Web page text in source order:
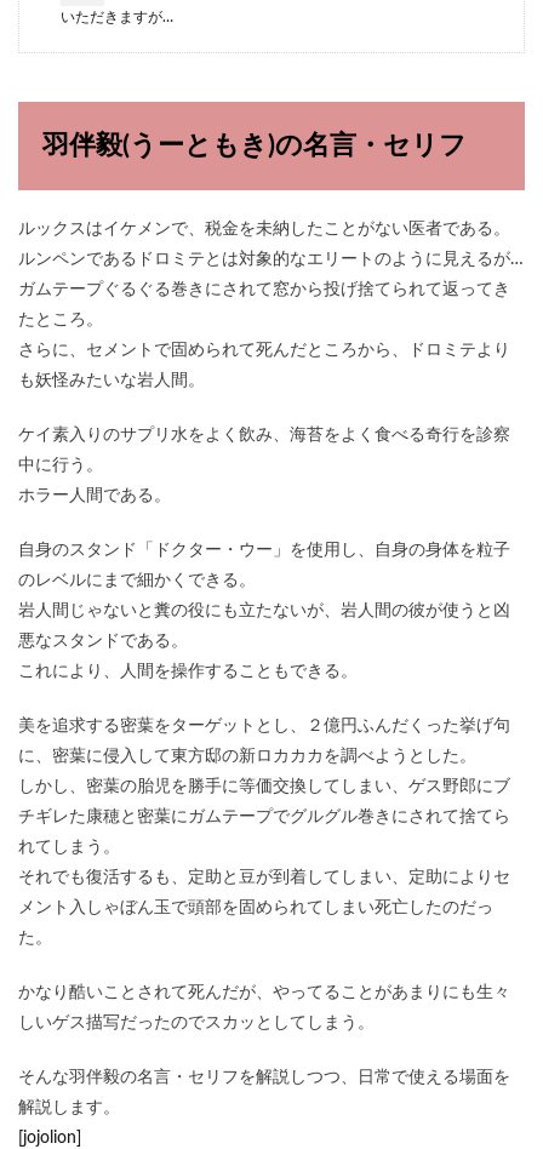
いただきますが…
羽伴毅(うーともき)の名言・セリフ
ルックスはイケメンで、税金を未納したことがない医者である。
ルンペンであるドロミテとは対象的なエリートのように見えるが…
ガムテープぐるぐる巻きにされて窓から投げ捨てられて返ってき
たところ。
さらに、セメントで固められて死んだところから、ドロミテより
も妖怪みたいな岩人間。
ケイ素入りのサプリ水をよく飲み、海苔をよく食べる奇行を診察
中に行う。
ホラー人間である。
自身のスタンド「ドクター・ウー」を使用し、自身の身体を粒子
のレベルにまで細かくできる。
岩人間じゃないと糞の役にも立たないが、岩人間の彼が使うと凶
悪なスタンドである。
これにより、人間を操作することもできる。
美を追求する密葉をターゲットとし、２億円ふんだくった挙げ句
に、密葉に侵入して東方邸の新ロカカカを調べようとした。
しかし、密葉の胎児を勝手に等価交換してしまい、ゲス野郎にブ
チギレた康穂と密葉にガムテープでグルグル巻きにされて捨てら
れてしまう。
それでも復活するも、定助と豆が到着してしまい、定助によりセ
メント入しゃぼん玉で頭部を固められてしまい死亡したのだっ
た。
かなり酷いことされて死んだが、やってることがあまりにも生々
しいゲス描写だったのでスカッとしてしまう。
そんな羽伴毅の名言・セリフを解説しつつ、日常で使える場面を
解説します。
[jojolion]